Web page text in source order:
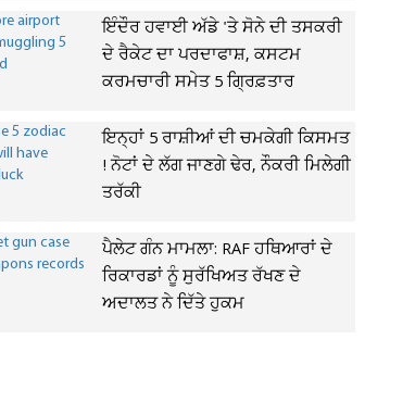
ਇੰਦੌਰ ਹਵਾਈ ਅੱਡੇ 'ਤੇ ਸੋਨੇ ਦੀ ਤਸਕਰੀ
ਦੇ ਰੈਕੇਟ ਦਾ ਪਰਦਾਫਾਸ਼, ਕਸਟਮ
ਕਰਮਚਾਰੀ ਸਮੇਤ 5 ਗ੍ਰਿਫ਼ਤਾਰ
ਇਨ੍ਹਾਂ 5 ਰਾਸ਼ੀਆਂ ਦੀ ਚਮਕੇਗੀ ਕਿਸਮਤ
! ਨੋਟਾਂ ਦੇ ਲੱਗ ਜਾਣਗੇ ਢੇਰ, ਨੌਕਰੀ ਮਿਲੇਗੀ
ਤਰੱਕੀ
ਪੈਲੇਟ ਗੰਨ ਮਾਮਲਾ: RAF ਹਥਿਆਰਾਂ ਦੇ
ਰਿਕਾਰਡਾਂ ਨੂੰ ਸੁਰੱਖਿਅਤ ਰੱਖਣ ਦੇ
ਅਦਾਲਤ ਨੇ ਦਿੱਤੇ ਹੁਕਮ